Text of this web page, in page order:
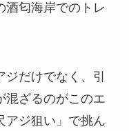
酒匂海岸でのトレ
だけでなく、引
混ざるのがこのエ
アジ狙い」で挑ん